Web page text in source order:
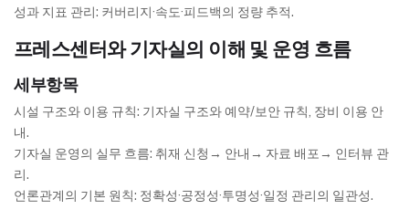
성과 지표 관리: 커버리지·속도·피드백의 정량 추적.
프레스센터와 기자실의 이해 및 운영 흐름
세부항목
시설 구조와 이용 규칙: 기자실 구조와 예약/보안 규칙, 장비 이용 안
내.
기자실 운영의 실무 흐름: 취재 신청→ 안내→ 자료 배포→ 인터뷰 관
리.
언론관계의 기본 원칙: 정확성·공정성·투명성·일정 관리의 일관성.